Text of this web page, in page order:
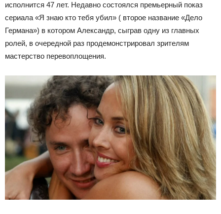
исполнится 47 лет. Недавно состоялся премьерный показ
сериала «Я знаю кто тебя убил» ( второе название «Дело
Германа») в котором Александр, сыграв одну из главных
ролей, в очередной раз продемонстрировал зрителям
мастерство перевоплощения.